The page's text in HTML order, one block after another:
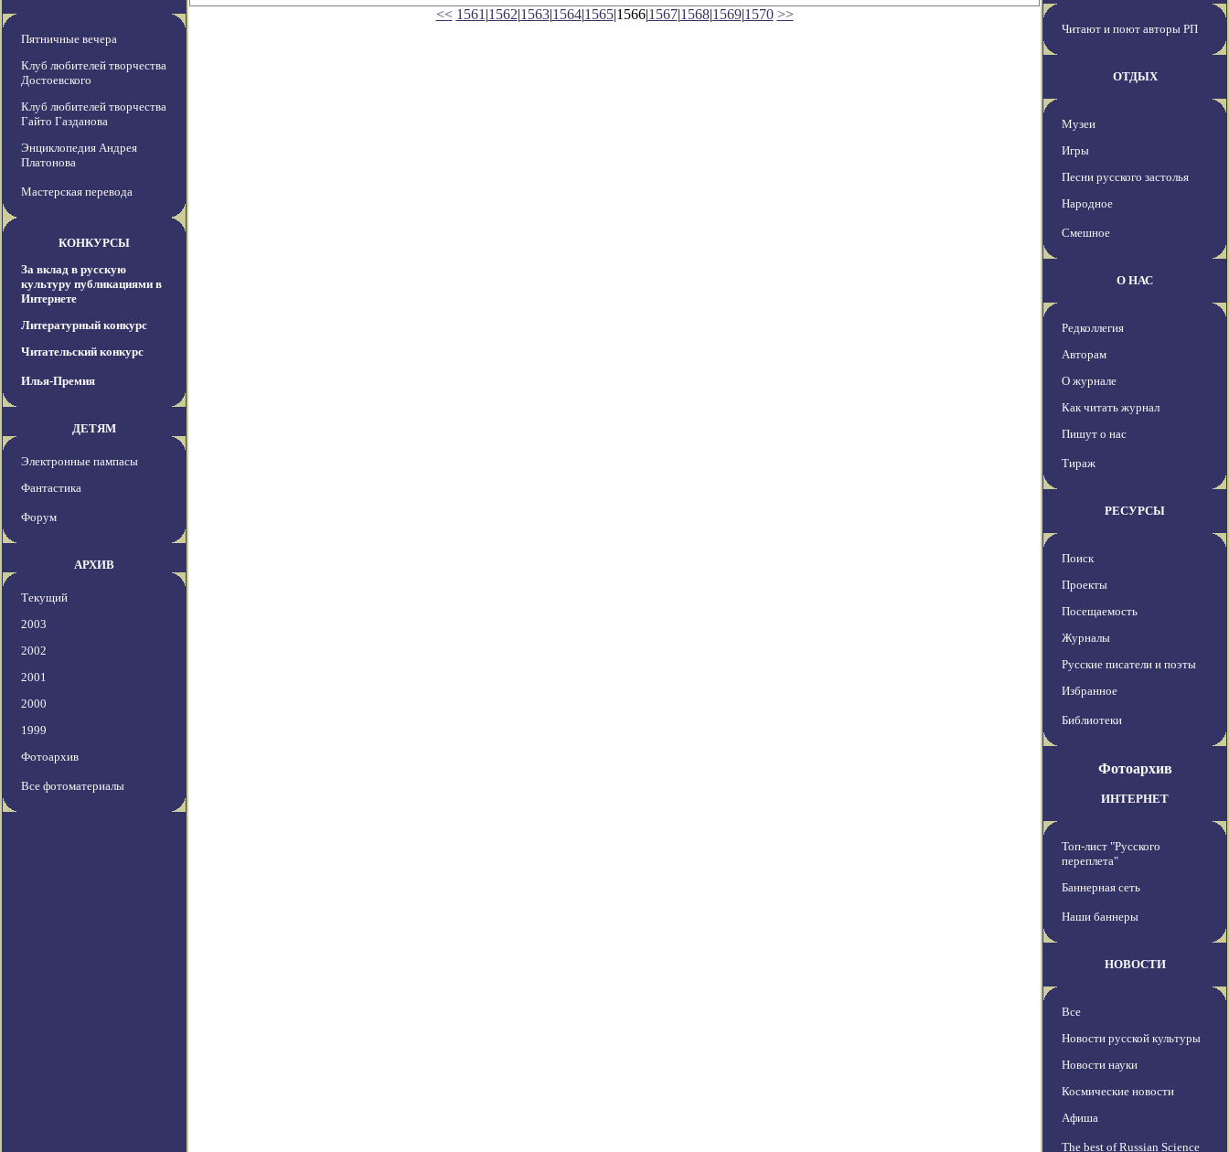
Пятничные вечера
Клуб любителей творчества
Достоевского
Клуб любителей творчества
Гайто Газданова
Энциклопедия Андрея
Платонова
Мастерская перевода
КОНКУРСЫ
За вклад в русскую
культуру публикациями в
Интернете
Литературный конкурс
Читательский конкурс
Илья-Премия
ДЕТЯМ
Электронные пампасы
Фантастика
Форум
АРХИВ
Текущий
2003
2002
2001
2000
1999
Фотоархив
Все фотоматериалы
<< 1561 |1562|1563|1564|1565|1566|1567|1568|1569|1570 >>
Читают и поют авторы РП
ОТДЫХ
Музеи
Игры
Песни русского застолья
Народное
Смешное
О НАС
Редколлегия
Авторам
О журнале
Как читать журнал
Пишут о нас
Тираж
РЕСУРСЫ
Поиск
Проекты
Посещаемость
Журналы
Русские писатели и поэты
Избранное
Библиотеки
Фотоархив
ИНТЕРНЕТ
Топ-лист "Русского
переплета"
Баннерная сеть
Наши баннеры
НОВОСТИ
Все
Новости русской культуры
Новости науки
Космические новости
Афиша
The best of Russian Science